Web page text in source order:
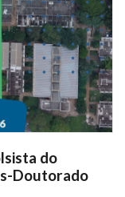
do
Doutorado